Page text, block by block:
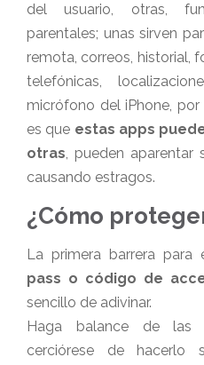
del usuario, otras,
parentales; unas sirven
remota, correos, historial,
telefónicas,
micrófono del iPhone,
es que estas apps
otras, pueden aparentar
causando estragos.
¿Cómo
La primera barrera para
pass o código de
sencillo de adivinar.
Haga balance de las
cerciórese de hacerlo